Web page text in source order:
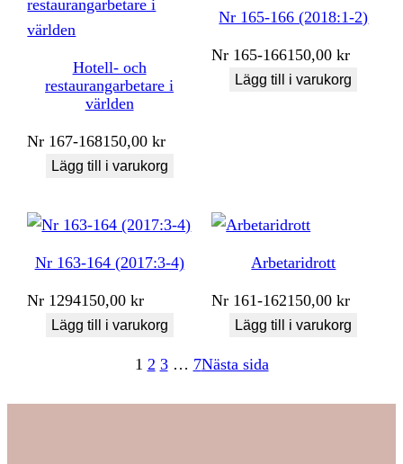
Hotell- och
restaurangarbetare i
världen
Nr 167-168150,00kr
Lägg till i varukorg
Nr 165-166 (2018:1-2)
Nr 165-166150,00kr
Lägg till i varukorg
Nr 163-164 (2017:3-4)
Nr 1294150,00kr
Lägg till i varukorg
Arbetaridrott
Nr 161-162150,00kr
Lägg till i varukorg
1 2 3 … 7Nästa sida